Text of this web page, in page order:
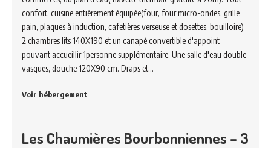
confort, cuisine entièrement équipée(four, four micro-ondes, grille
pain, plaques à induction, cafetières verseuse et dosettes, bouilloire)
2 chambres lits 140X190 et un canapé convertible d'appoint
pouvant accueillir 1personne supplémentaire. Une salle d'eau double
vasques, douche 120X90 cm. Draps et…
Voir hébergement
Les Chaumières Bourbonniennes – 3